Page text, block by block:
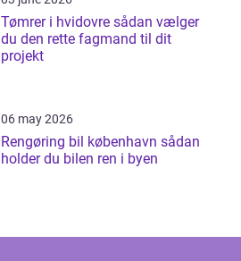
Tømrer i hvidovre sådan vælger
du den rette fagmand til dit
projekt
06 may 2026
Rengøring bil københavn sådan
holder du bilen ren i byen